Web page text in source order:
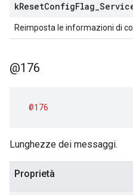
kResetConfigFlag
Reimposta le informazioni di
@176
@176
Lunghezze dei messaggi.
Proprietà